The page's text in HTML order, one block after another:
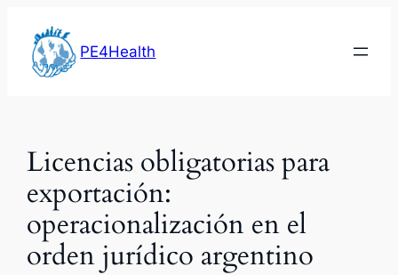
content
PE4Health
Licencias obligatorias para
exportación:
operacionalización en el
orden jurídico argentino